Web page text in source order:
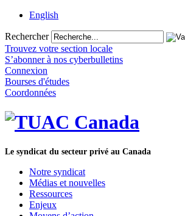
English
Rechercher
Trouvez votre section locale
S’abonner à nos cyberbulletins
Connexion
Bourses d'études
Coordonnées
Le syndicat du secteur privé au Canada
Notre syndicat
Médias et nouvelles
Ressources
Enjeux